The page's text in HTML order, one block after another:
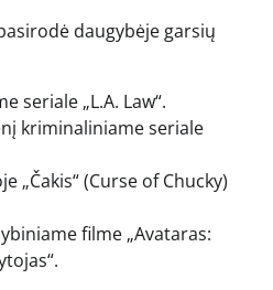
daugybėje garsių
seriale „L.A. Law“.
kriminaliniame seriale
„Čakis“ (Curse of Chucky)
filme „Avataras: